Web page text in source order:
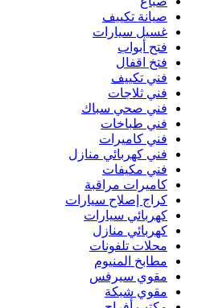
صيانة تكييف
غسيل سيارات
فتح أبواب
فتخ اقفال
فني تكييف
فني ثلاجات
فني صحي سباك
فني طباخات
فني كاميرات
فني كهربائي منازل
فني مكيفات
كاميرات مراقبة
كراج إصلاح سيارات
كهربائي سيارات
كهربائي منازل
محلات تلفونات
مطابخ المنيوم
مقوي سيرفس
مقوي شبكة